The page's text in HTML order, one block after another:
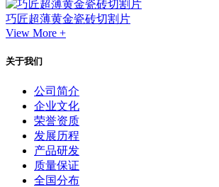
巧匠超薄黄金瓷砖切割片
View More +
关于我们
公司简介
企业文化
荣誉资质
发展历程
产品研发
质量保证
全国分布